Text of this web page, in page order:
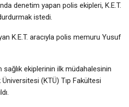
denetim yapan polis ekipleri, K.E.T.
istedi.
K.E.T. aracıyla polis memuru Yusuf
sağlık ekiplerinin ilk müdahalesinin
(KTÜ) Tıp Fakültesi